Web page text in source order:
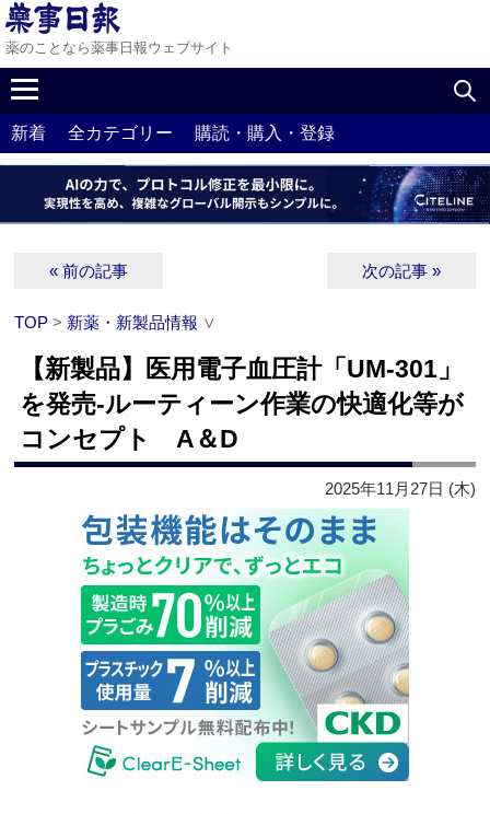
薬のことなら薬事日報ウェブサイト
新着 全カテゴリー 購読・購入・登録
« 前の記事 次の記事 »
TOP > 新薬・新製品情報 ∨
【新製品】医用電子血圧計「UM-301」
を発売‐ルーティーン作業の快適化等が
コンセプト A＆D
2025年11月27日 (木)